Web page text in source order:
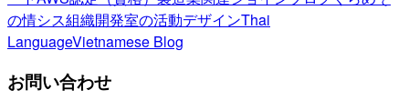
の情シス組織開発室の活動デザインThai
LanguageVietnamese Blog
お問い合わせ